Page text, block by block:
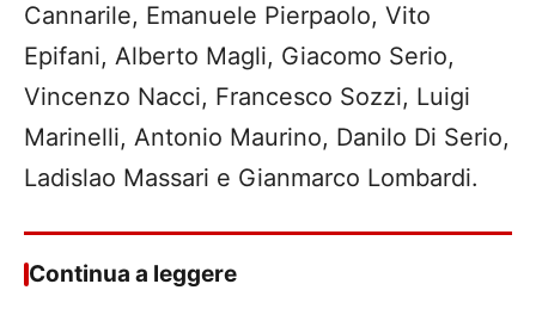
Cannarile, Emanuele Pierpaolo, Vito
Epifani, Alberto Magli, Giacomo Serio,
Vincenzo Nacci, Francesco Sozzi, Luigi
Marinelli, Antonio Maurino, Danilo Di Serio,
Ladislao Massari e Gianmarco Lombardi.
Continua a leggere